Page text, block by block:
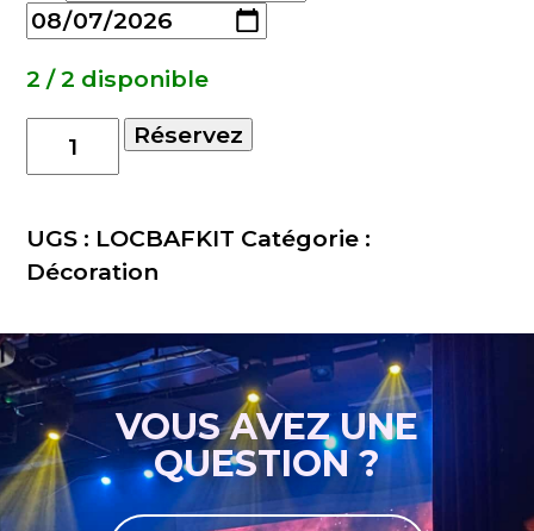
2 / 2 disponible
quantité
de
kit
boule
facettes
+
Moteur
pile
+
Spot
Réservez
UGS : LOCBAFKIT Catégorie :
Décoration
VOUS AVEZ UNE
QUESTION ?